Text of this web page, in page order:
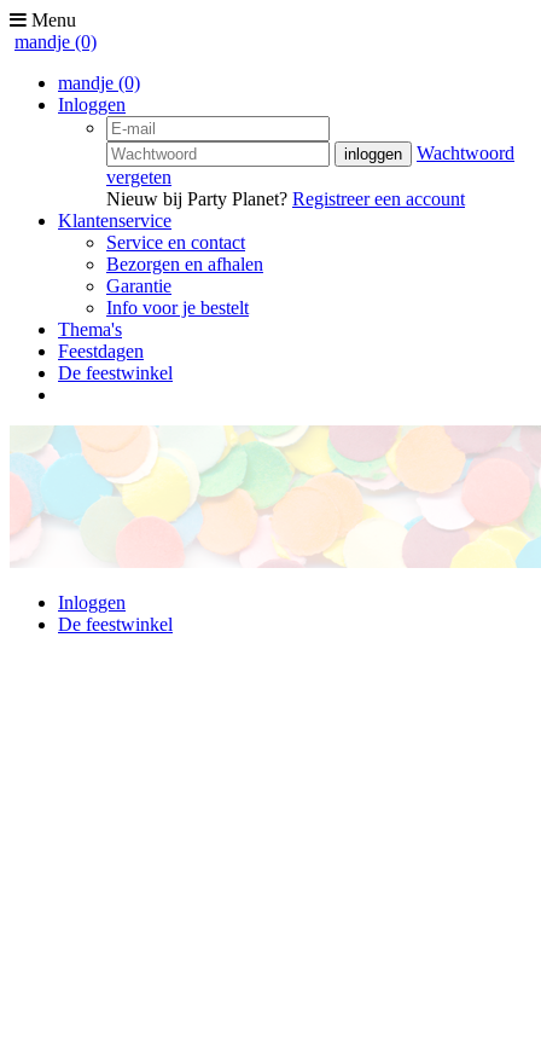
Menu
mandje (0)
mandje (0)
Inloggen
Wachtwoord
vergeten
Nieuw bij Party Planet? Registreer een account
Klantenservice
Service en contact
Bezorgen en afhalen
Garantie
Info voor je bestelt
Thema's
Feestdagen
De feestwinkel
Inloggen
De feestwinkel